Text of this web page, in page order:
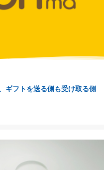
ギフトを送る側も受け取る側